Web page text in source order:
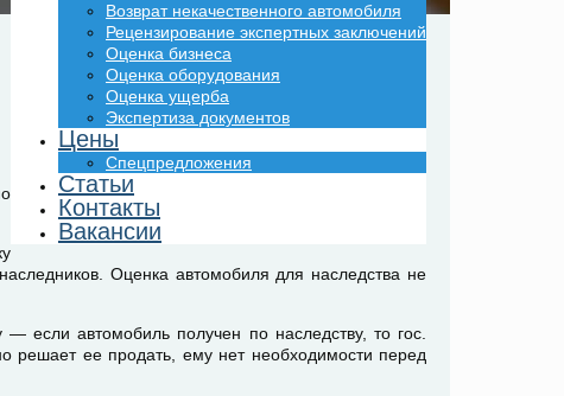
Возврат некачественного автомобиля
Рецензирование экспертных заключений
Оценка бизнеса
Оценка оборудования
Оценка ущерба
Экспертиза документов
Цены
Спецпредложения
Статьи
Контакты
Вакансии
Оценка автомобиля для наследства не
если автомобиль получен по наследству, то гос.
решает ее продать, ему нет необходимости перед